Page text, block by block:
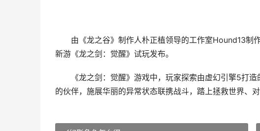
由《龙之谷》制作人朴正植领导的工作室Hound13制
新游《龙之剑：觉醒》试玩发布。
《龙之剑：觉醒》游戏中，玩家探索由虚幻引擎5打
的伙伴，施展华丽的异常状态联携战斗，踏上拯救世界、